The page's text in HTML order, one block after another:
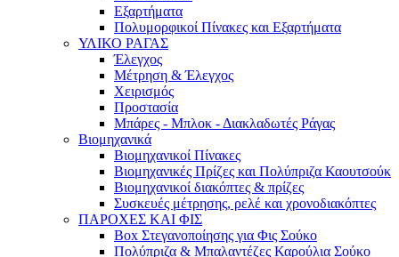
Εξαρτήματα
Πολυμορφικοί Πίνακες και Εξαρτήματα
ΥΛΙΚΟ ΡΑΓΑΣ
Έλεγχος
Μέτρηση & Έλεγχος
Χειρισμός
Προστασία
Μπάρες - Μπλοκ - Διακλαδωτές Ράγας
Βιομηχανικά
Βιομηχανικοί Πίνακες
Βιομηχανικές Πρίζες και Πολύπριζα Καουτσούκ
Βιομηχανικοί διακόπτες & πρίζες
Συσκευές μέτρησης, ρελέ και χρονοδιακόπτες
ΠΑΡΟΧΕΣ ΚΑΙ ΦΙΣ
Box Στεγανοποίησης για Φις Σούκο
Πολύπριζα & Μπαλαντέζες Καρούλια Σούκο